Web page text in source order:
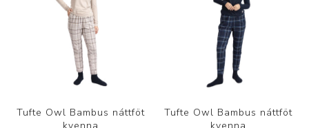
Tufte Owl Bambus náttföt
Tufte Owl Bambus náttföt